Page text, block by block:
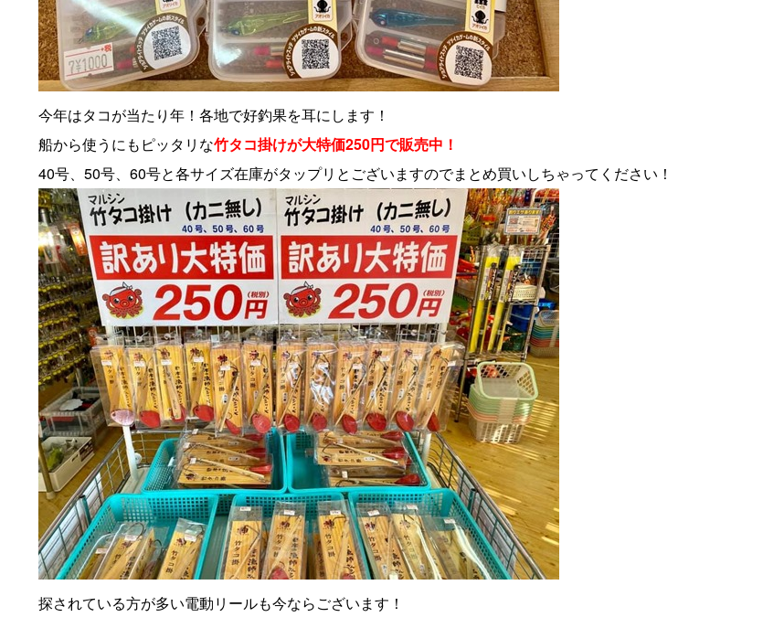
今年はタコが当たり年！各地で好釣果を耳にします！
船から使うにもピッタリな竹タコ掛けが大特価250円で販売中！
40号、50号、60号と各サイズ在庫がタップリとございますのでまとめ買いしちゃってください！
探されている方が多い電動リールも今ならございます！